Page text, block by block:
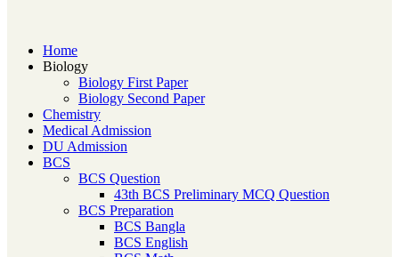
Home
Biology
Biology First Paper
Biology Second Paper
Chemistry
Medical Admission
DU Admission
BCS
BCS Question
43th BCS Preliminary MCQ Question
BCS Preparation
BCS Bangla
BCS English